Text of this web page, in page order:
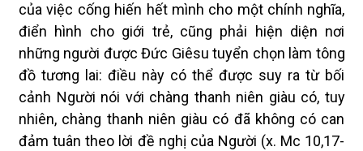
của việc cống hiến hết mình cho một chính nghĩa,
điển hình cho giới trẻ, cũng phải hiện diện nơi
những người được Đức Giêsu tuyển chọn làm tông
đồ tương lai: điều này có thể được suy ra từ bối
cảnh Người nói với chàng thanh niên giàu có, tuy
nhiên, chàng thanh niên giàu có đã không có can
đảm tuân theo lời đề nghị của Người (x. Mc 10,17-